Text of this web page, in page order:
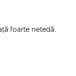
foarte netedă.